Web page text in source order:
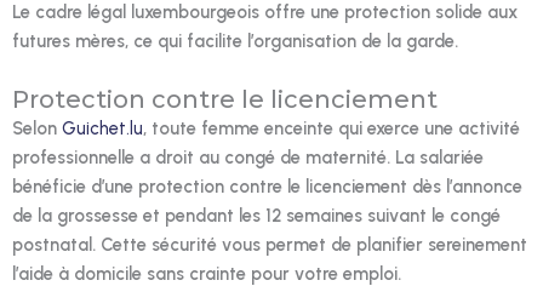
Le cadre légal luxembourgeois offre une protection solide aux
futures mères, ce qui facilite l’organisation de la garde.
Protection contre le licenciement
Selon Guichet.lu, toute femme enceinte qui exerce une activité
professionnelle a droit au congé de maternité. La salariée
bénéficie d’une protection contre le licenciement dès l’annonce
de la grossesse et pendant les 12 semaines suivant le congé
postnatal. Cette sécurité vous permet de planifier sereinement
l’aide à domicile sans crainte pour votre emploi.